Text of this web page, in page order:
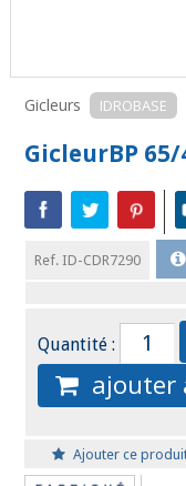
Gicleurs IDROBASE
GicleurBP
Ref. ID-CDR7290
Quantité :
ajouter
Ajouter ce